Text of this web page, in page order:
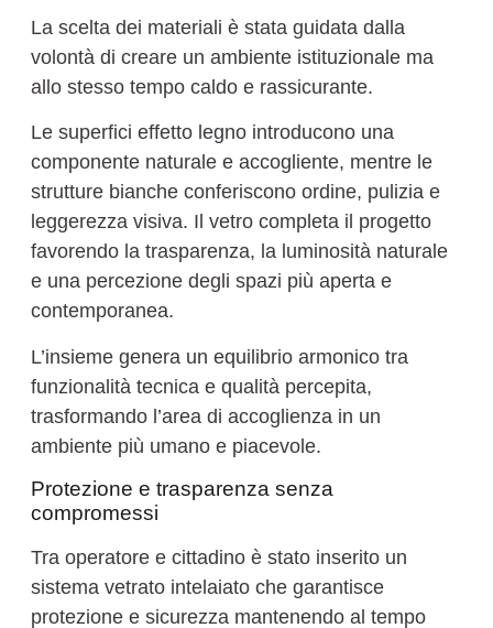
La scelta dei materiali è stata guidata dalla
volontà di creare un ambiente istituzionale ma
allo stesso tempo caldo e rassicurante.
Le superfici effetto legno introducono una
componente naturale e accogliente, mentre le
strutture bianche conferiscono ordine, pulizia e
leggerezza visiva. Il vetro completa il progetto
favorendo la trasparenza, la luminosità naturale
e una percezione degli spazi più aperta e
contemporanea.
L’insieme genera un equilibrio armonico tra
funzionalità tecnica e qualità percepita,
trasformando l’area di accoglienza in un
ambiente più umano e piacevole.
Protezione e trasparenza senza
compromessi
Tra operatore e cittadino è stato inserito un
sistema vetrato intelaiato che garantisce
protezione e sicurezza mantenendo al tempo